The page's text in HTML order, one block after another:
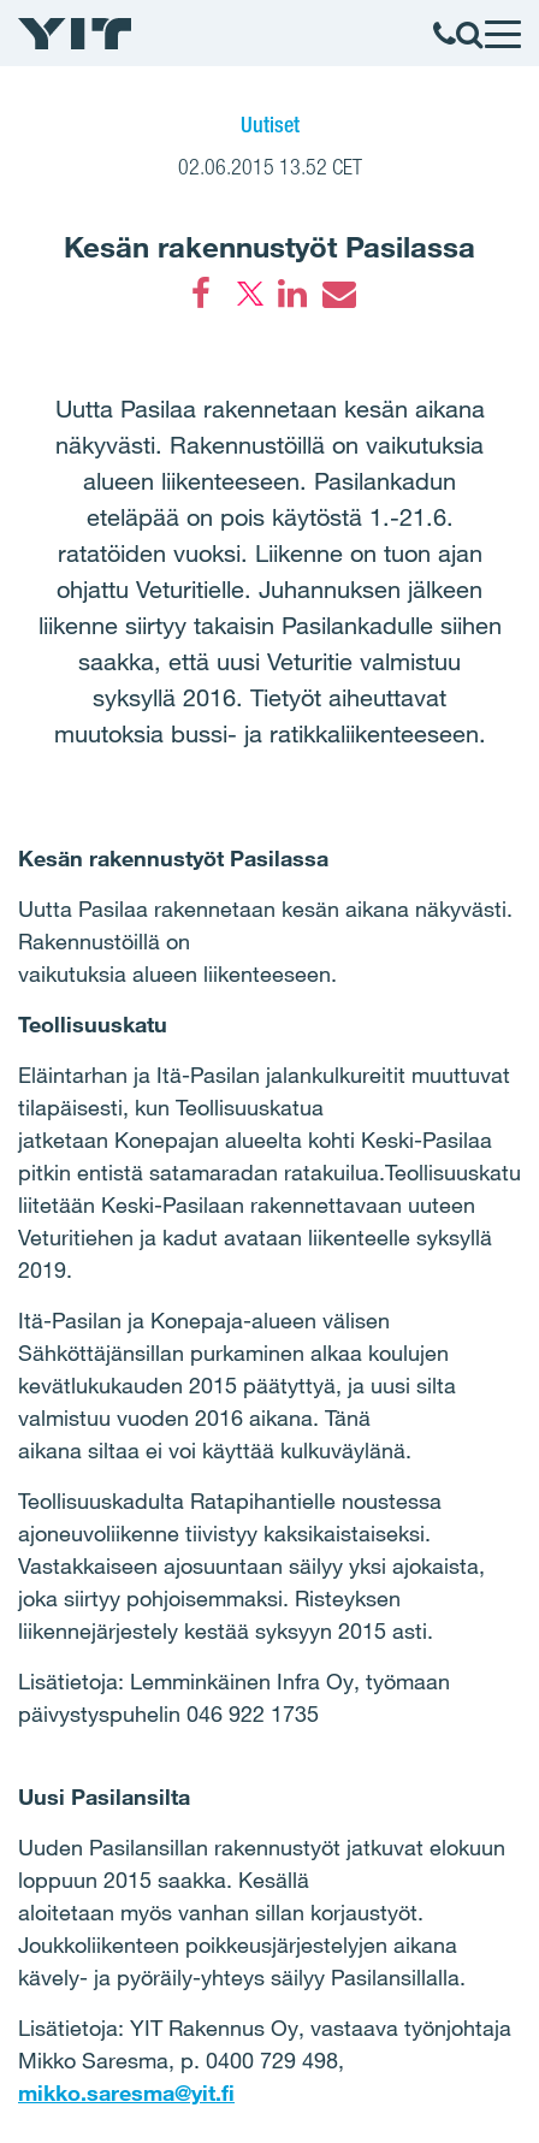
Uutiset
02.06.2015 13.52 CET
Kesän rakennustyöt Pasilassa
Uutta Pasilaa rakennetaan kesän aikana
näkyvästi. Rakennustöillä on vaikutuksia
alueen liikenteeseen. Pasilankadun
eteläpää on pois käytöstä 1.-21.6.
ratatöiden vuoksi. Liikenne on tuon ajan
ohjattu Veturitielle. Juhannuksen jälkeen
liikenne siirtyy takaisin Pasilankadulle siihen
saakka, että uusi Veturitie valmistuu
syksyllä 2016. Tietyöt aiheuttavat
muutoksia bussi- ja ratikkaliikenteeseen.
Kesän rakennustyöt Pasilassa
Uutta Pasilaa rakennetaan kesän aikana näkyvästi.
Rakennustöillä on
vaikutuksia alueen liikenteeseen.
Teollisuuskatu
Eläintarhan ja Itä-Pasilan jalankulkureitit muuttuvat
tilapäisesti, kun Teollisuuskatua
jatketaan Konepajan alueelta kohti Keski-Pasilaa
pitkin entistä satamaradan ratakuilua.Teollisuuskatu
liitetään Keski-Pasilaan rakennettavaan uuteen
Veturitiehen ja kadut avataan liikenteelle syksyllä
2019.
Itä-Pasilan ja Konepaja-alueen välisen
Sähköttäjänsillan purkaminen alkaa koulujen
kevätlukukauden 2015 päätyttyä, ja uusi silta
valmistuu vuoden 2016 aikana. Tänä
aikana siltaa ei voi käyttää kulkuväylänä.
Teollisuuskadulta Ratapihantielle noustessa
ajoneuvoliikenne tiivistyy kaksikaistaiseksi.
Vastakkaiseen ajosuuntaan säilyy yksi ajokaista,
joka siirtyy pohjoisemmaksi. Risteyksen
liikennejärjestely kestää syksyyn 2015 asti.
Lisätietoja: Lemminkäinen Infra Oy, työmaan
päivystyspuhelin 046 922 1735
Uusi Pasilansilta
Uuden Pasilansillan rakennustyöt jatkuvat elokuun
loppuun 2015 saakka. Kesällä
aloitetaan myös vanhan sillan korjaustyöt.
Joukkoliikenteen poikkeusjärjestelyjen aikana
kävely- ja pyöräily-yhteys säilyy Pasilansillalla.
Lisätietoja: YIT Rakennus Oy, vastaava työnjohtaja
Mikko Saresma, p. 0400 729 498,
mikko.saresma@yit.fi